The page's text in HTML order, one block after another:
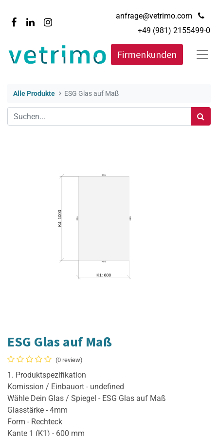
anfrage@vetrimo.com
+49 (981) 2155499-0
Firmenkunden
Alle Produkte ESG Glas auf Maß
ESG Glas auf Maß
(0 review)
1. Produktspezifikation
Komission / Einbauort - undefined
Wähle Dein Glas / Spiegel - ESG Glas auf Maß
Glasstärke - 4mm
Form - Rechteck
Kante 1 (K1) - 600 mm